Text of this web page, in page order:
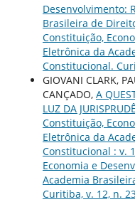
Desenvolvimento:
Brasileira de
Constituição,
Eletrônica da
Constitucional.
GIOVANI CLARK,
CANÇADO, A
LUZ DA
Constituição,
Eletrônica da
Constitucional : v.
Economia e
Academia
Curitiba, v. 12, n.